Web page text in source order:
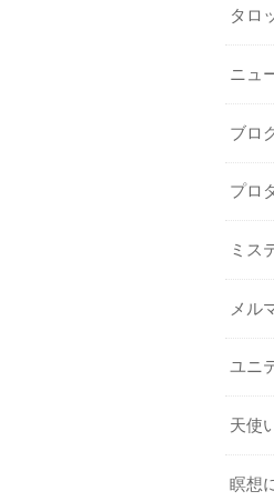
タロ
ニュ
ブロ
プロ
ミス
メル
ユニ
天使
瞑想